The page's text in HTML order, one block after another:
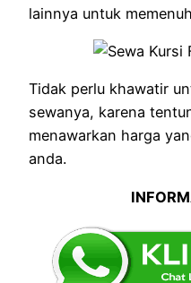
lainnya untuk
Tidak perlu khawatir
sewanya, karena
menawarkan harga
anda.